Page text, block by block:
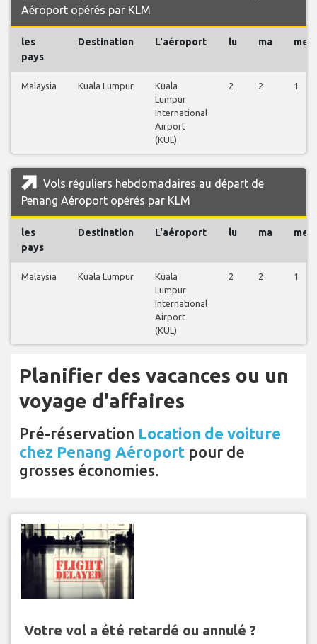
Aéroport opérés par KLM
les
pays
Destination L'aéroport lu ma me
Malaysia Kuala Lumpur
Kuala
Lumpur
International
Airport
(KUL)
2 2 1
Vols réguliers hebdomadaires au départ de
Penang Aéroport opérés par KLM
les
pays
Destination L'aéroport lu ma me
Malaysia Kuala Lumpur
Kuala
Lumpur
International
Airport
(KUL)
2 2 1
Planifier des vacances ou un
voyage d'affaires
Pré-réservation Location de voiture
chez Penang Aéroport pour de
grosses économies.